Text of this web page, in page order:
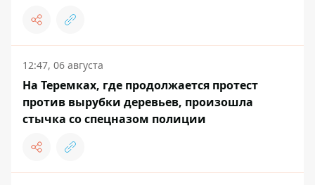
12:47, 06 августа
На Теремках, где продолжается протест
против вырубки деревьев, произошла
стычка со спецназом полиции